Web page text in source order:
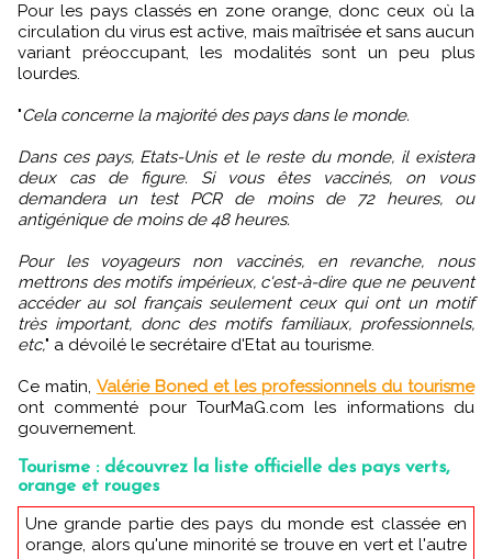
Pour les pays classés en zone orange, donc ceux où la
circulation du virus est active, mais maîtrisée et sans aucun
variant préoccupant, les modalités sont un peu plus
lourdes.
"Cela concerne la majorité des pays dans le monde.
Dans ces pays, Etats-Unis et le reste du monde, il existera
deux cas de figure. Si vous êtes vaccinés, on vous
demandera un test PCR de moins de 72 heures, ou
antigénique de moins de 48 heures.
Pour les voyageurs non vaccinés, en revanche, nous
mettrons des motifs impérieux, c'est-à-dire que ne peuvent
accéder au sol français seulement ceux qui ont un motif
très important, donc des motifs familiaux, professionnels,
etc," a dévoilé le secrétaire d'Etat au tourisme.
Ce matin, Valérie Boned et les professionnels du tourisme
ont commenté pour TourMaG.com les informations du
gouvernement.
Tourisme : découvrez la liste officielle des pays verts,
orange et rouges
Une grande partie des pays du monde est classée en
orange, alors qu'une minorité se trouve en vert et l'autre